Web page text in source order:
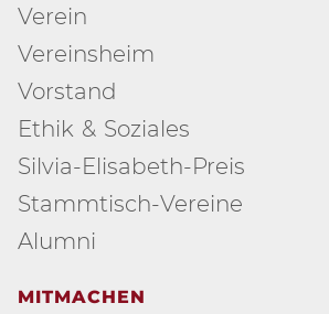
Verein
Vereinsheim
Vorstand
Ethik & Soziales
Silvia-Elisabeth-Preis
Stammtisch-Vereine
Alumni
MITMACHEN